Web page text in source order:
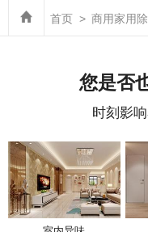
首页 商用家用
您是否
时刻影